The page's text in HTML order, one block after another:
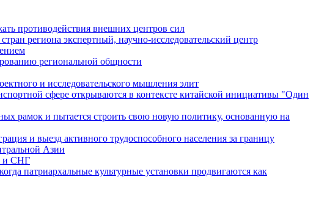
противодействия внешних центров сил
региона экспертный, научно-исследовательский центр
региональной общности
и исследовательского мышления элит
сфере открываются в контексте китайской инициативы "Один
рамок и пытается строить свою новую политику, основанную на
и выезд активного трудоспособного населения за границу
Азии
и СНГ
патриархальные культурные установки продвигаются как